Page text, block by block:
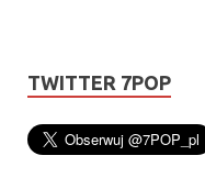
TWITTER 7POP